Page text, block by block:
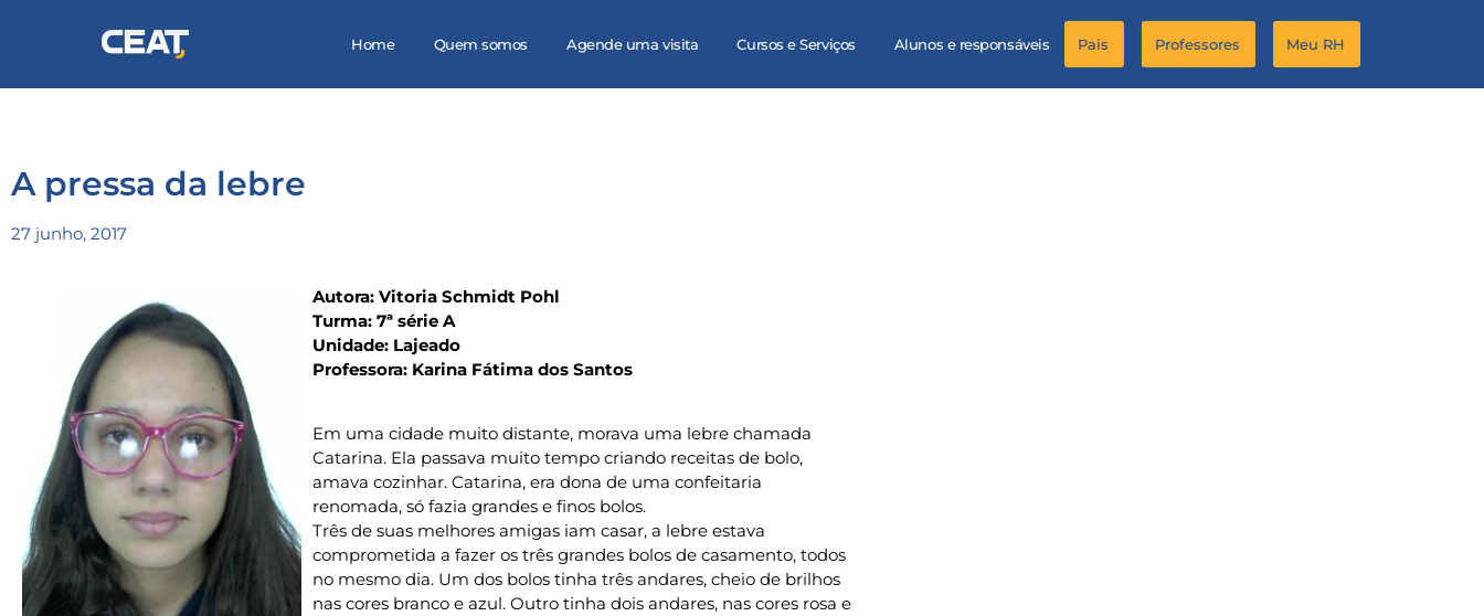
Home Quem somos Agende uma visita Cursos e Serviços Alunos e responsáveis Pais Professores Meu RH
A pressa da lebre
27 junho, 2017
Autora: Vitoria Schmidt Pohl
Turma: 7ª série A
Unidade: Lajeado
Professora: Karina Fátima dos Santos
Em uma cidade muito distante, morava uma lebre chamada
Catarina. Ela passava muito tempo criando receitas de bolo,
amava cozinhar. Catarina, era dona de uma confeitaria
renomada, só fazia grandes e finos bolos.
Três de suas melhores amigas iam casar, a lebre estava
comprometida a fazer os três grandes bolos de casamento, todos
no mesmo dia. Um dos bolos tinha três andares, cheio de brilhos
nas cores branco e azul. Outro tinha dois andares, nas cores rosa e